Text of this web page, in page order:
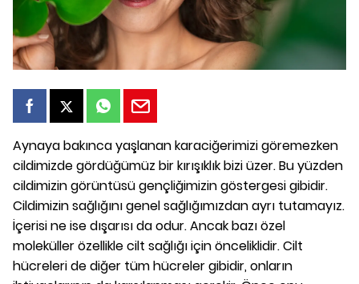
Aynaya bakınca yaşlanan karaciğerimizi göremezken
cildimizde gördüğümüz bir kırışıklık bizi üzer. Bu yüzden
cildimizin görüntüsü gençliğimizin göstergesi gibidir.
Cildimizin sağlığını genel sağlığımızdan ayrı tutamayız.
İçerisi ne ise dışarısı da odur. Ancak bazı özel
moleküller özellikle cilt sağlığı için önceliklidir. Cilt
hücreleri de diğer tüm hücreler gibidir, onların